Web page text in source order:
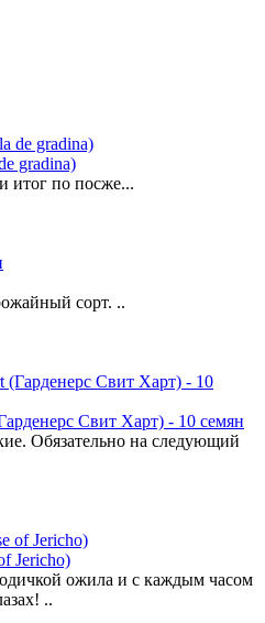
gradina)
итог по посже...
сорт. ..
Свит Харт) - 10 семян
Обязательно на следующий
Jericho)
ожила и с каждым часом
..